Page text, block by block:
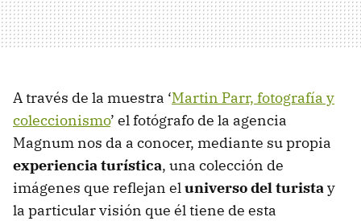
A través de la muestra ‘Martin Parr, fotografía y
coleccionismo’ el fotógrafo de la agencia
Magnum nos da a conocer, mediante su propia
experiencia turística, una colección de
imágenes que reflejan eluniverso del turistay
la particular visión que él tiene de esta